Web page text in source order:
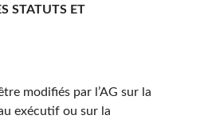
STATUTS ET
modifiés par l’AG sur la
exécutif ou sur la